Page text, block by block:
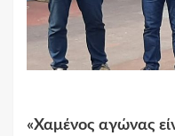
«Χαμένος αγώνας